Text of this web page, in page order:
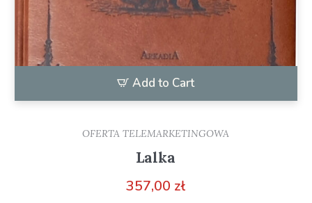
Add to Cart
OFERTA TELEMARKETINGOWA
Lalka
357,00 zł